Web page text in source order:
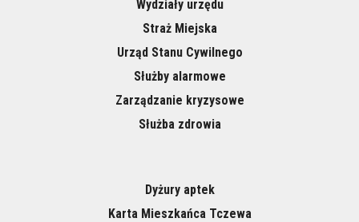
Wydziały urzędu
Straż Miejska
Urząd Stanu Cywilnego
Służby alarmowe
Zarządzanie kryzysowe
Służba zdrowia
Dyżury aptek
Karta Mieszkańca Tczewa